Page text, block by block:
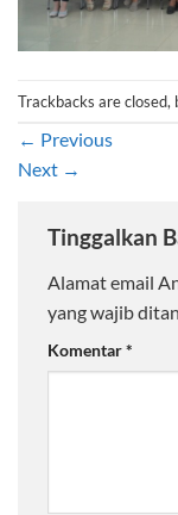
Trackbacks are closed,
← Previous
Next →
Tinggalkan
Alamat email
yang wajib
Komentar*